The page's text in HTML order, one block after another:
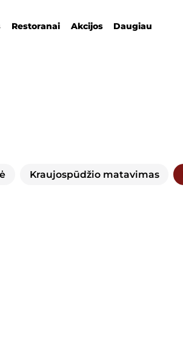
Restoranai Akcijos Daugiau
Kraujospūdžio matavimas